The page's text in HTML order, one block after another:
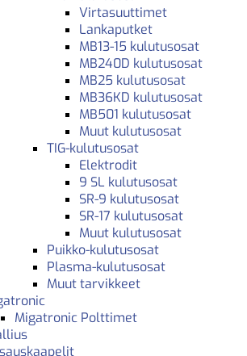
Virtasuuttimet
Lankaputket
MB13-15 kulutusosat
MB240D kulutusosat
MB25 kulutusosat
MB36KD kulutusosat
MB501 kulutusosat
Muut kulutusosat
TIG-kulutusosat
Elektrodit
9 SL kulutusosat
SR-9 kulutusosat
SR-17 kulutusosat
Muut kulutusosat
Puikko-kulutusosat
Plasma-kulutusosat
Muut tarvikkeet
Migatronic Polttimet